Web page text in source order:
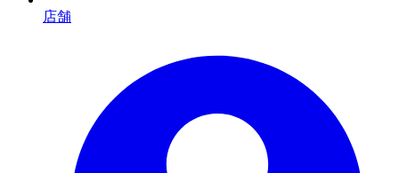
店舗